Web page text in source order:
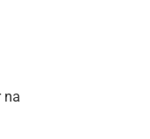
na